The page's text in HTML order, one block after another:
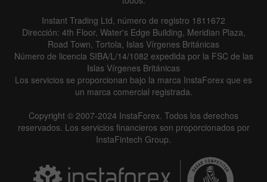
Instant Trading Ltd, número de registro 1811672
Dirección: 4th Floor, Water's Edge Building, Meridian Plaza,
Road Town, Tortola, Islas Vírgenes Británicas
Número de licencia SIBA/L/14/1082 expedida por la FSC de las
Islas Vírgenes Británicas
Los servicios se proporcionan bajo la marca InstaForex que es
un marca comercial registrada.
Copyright © 2007-2024 InstaForex. Todos los derechos
reservados. Los servicios financieros son proporcionados por
InstaFintech Group.